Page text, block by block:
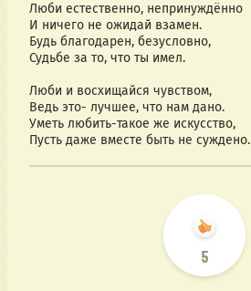
Люби естественно, непринуждённо
И ничего не ожидай взамен.
Будь благодарен, безусловно,
Судьбе за то, что ты имел.
Люби и восхищайся чувством,
Ведь это- лучшее, что нам дано.
Уметь любить-такое же искусство,
Пусть даже вместе быть не суждено.
5